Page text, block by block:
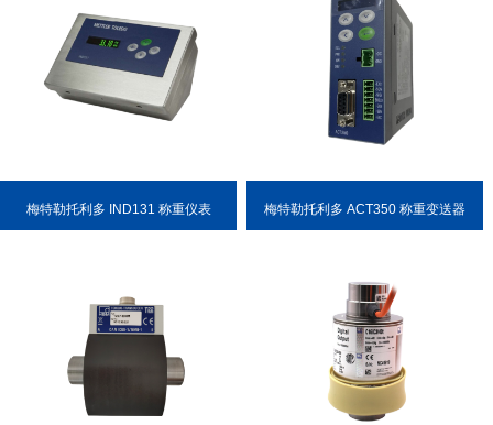
梅特勒托利多 IND131 称重仪表 梅特勒托利多 ACT350 称重变送器